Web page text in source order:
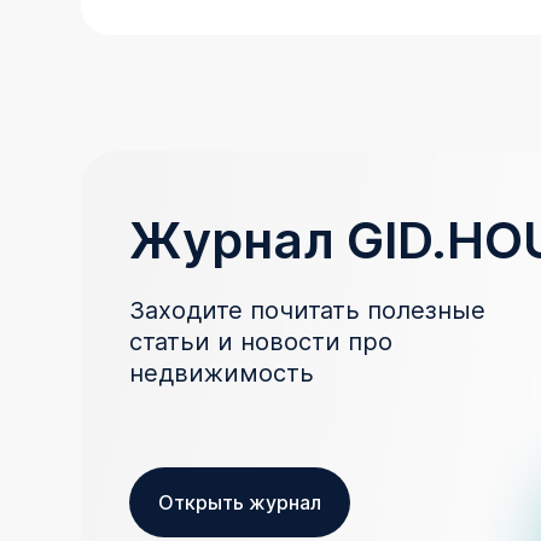
Журнал
Заходите почитать полезные
статьи и новости про
недвижимость
Открыть журнал